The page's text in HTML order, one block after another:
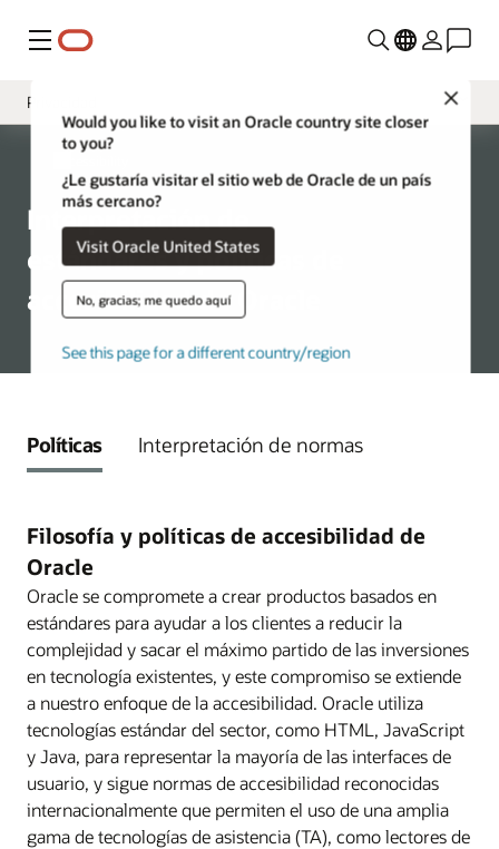
Menú
Close
Would you like to visit an Oracle country site closer
to you?
¿Le gustaría visitar el sitio web de Oracle de un país
más cercano?
Visit Oracle United States
No, gracias; me quedo aquí
See this page for a different country/region
Privacidad
Presentación
VPAT
Aprendizaje y soporte
Interpretación de
estándares y políticas de
accesibilidad de Oracle
Políticas Interpretación de normas
Filosofía y políticas de accesibilidad de
Oracle
Oracle se compromete a crear productos basados en
estándares para ayudar a los clientes a reducir la
complejidad y sacar el máximo partido de las inversiones
en tecnología existentes, y este compromiso se extiende
a nuestro enfoque de la accesibilidad. Oracle utiliza
tecnologías estándar del sector, como HTML, JavaScript
y Java, para representar la mayoría de las interfaces de
usuario, y sigue normas de accesibilidad reconocidas
internacionalmente que permiten el uso de una amplia
gama de tecnologías de asistencia (TA), como lectores de